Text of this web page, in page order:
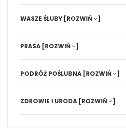
WASZE ŚLUBY [ROZWIŃ ]
PRASA [ROZWIŃ ]
PODRÓŻ POŚLUBNA [ROZWIŃ ]
ZDROWIE I URODA [ROZWIŃ ]